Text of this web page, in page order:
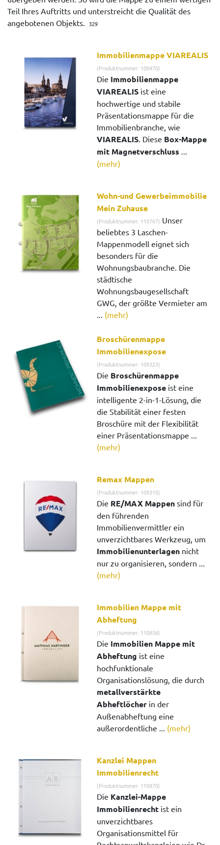
Teil Ihres Auftritts und unterstreicht die Qualität des
angebotenen Objekts.
329
Immobilienmappe VIAREALIS
(Produktnummer: 109470)
Die Immobilienmappe
VIAREALIS ist eine
hochwertige und stabile
Präsentationsmappe für die
Immobilienbranche, wie
VIAREALIS. Diese Box-Mappe
mit Magnetverschluss ...
(mehr)
Wohn-und Gewerbeimmobilie
Mein Zuhause
(Produktnummer: 110767) Unser
beliebtes 3 Laschen-
Mappenmodell eignet sich
besonders für die
Wohnungsbaubranche. Die
städtische
Wohnungsbaugesellschaft
GWG, der größte Vermieter am
... (mehr)
Broschürenmappe
Immobilienexpose
(Produktnummer: 109323)
Die Broschürenmappe
Immobilienexpose ist eine
intelligente 2-in-1-Lösung, die
die Stabilität einer festen
Broschüre mit der Flexibilität
einer Präsentationsmappe ...
(mehr)
Remax Mappen
(Produktnummer: 109310)
Die RE/MAX Mappen sind für
den führenden
Immobilienvermittler ein
unverzichtbares Werkzeug, um
Immobilienunterlagen nicht
nur zu organisieren, sondern ...
(mehr)
Immobilien Mappe mit
Abheftung
(Produktnummer: 110856)
Die Immobilien Mappe mit
Abheftung ist eine
hochfunktionale
Organisationslösung, die durch
metallverstärkte
Abheftlöcher in der
Außenabheftung eine
außerordentliche ... (mehr)
Kanzlei Mappen
Immobilienrecht
(Produktnummer: 110870)
Die Kanzlei-Mappe
Immobilienrecht ist ein
unverzichtbares
Organisationsmittel für